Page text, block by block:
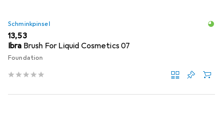
Schminkpinsel
EUR
13,53
Ibra Brush For Liquid Cosmetics 07
Foundation